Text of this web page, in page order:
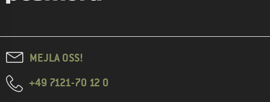
MEJLA OSS!
+49 7121-70 12 0